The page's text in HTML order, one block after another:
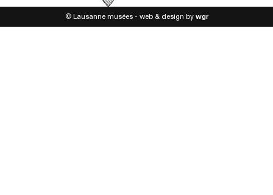
© Lausanne musées - web & design by wgr